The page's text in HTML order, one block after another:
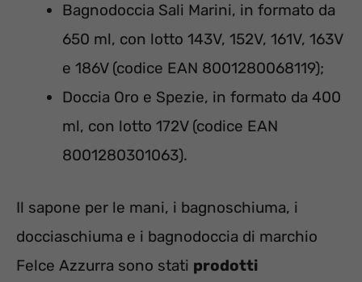
Bagnodoccia Sali Marini, in formato da
650 ml, con lotto 143V, 152V, 161V, 163V
e 186V (codice EAN 8001280068119);
Doccia Oro e Spezie, in formato da 400
ml, con lotto 172V (codice EAN
8001280301063).
Il sapone per le mani, i bagnoschiuma, i
docciaschiuma e i bagnodoccia di marchio
Felce Azzurra sono stati prodotti